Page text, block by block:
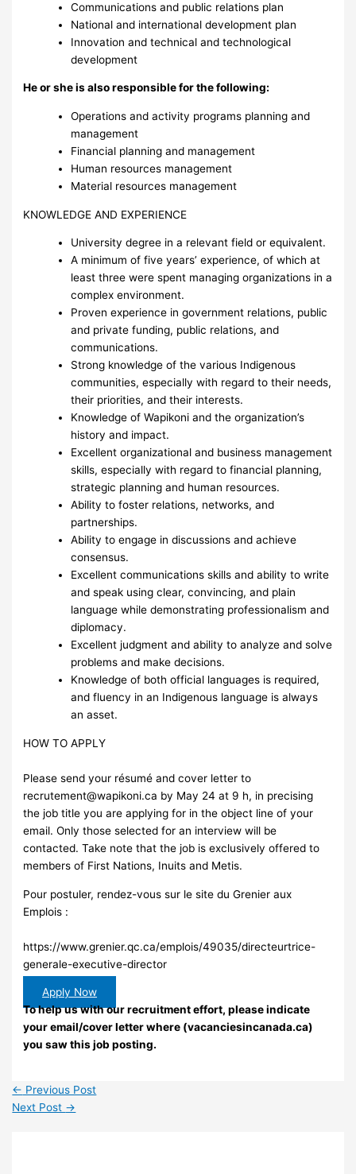
Communications and public relations plan
National and international development plan
Innovation and technical and technological
development
He or she is also responsible for the following:
Operations and activity programs planning and
management
Financial planning and management
Human resources management
Material resources management
KNOWLEDGE AND EXPERIENCE
University degree in a relevant field or equivalent.
A minimum of five years’ experience, of which at
least three were spent managing organizations in a
complex environment.
Proven experience in government relations, public
and private funding, public relations, and
communications.
Strong knowledge of the various Indigenous
communities, especially with regard to their needs,
their priorities, and their interests.
Knowledge of Wapikoni and the organization’s
history and impact.
Excellent organizational and business management
skills, especially with regard to financial planning,
strategic planning and human resources.
Ability to foster relations, networks, and
partnerships.
Ability to engage in discussions and achieve
consensus.
Excellent communications skills and ability to write
and speak using clear, convincing, and plain
language while demonstrating professionalism and
diplomacy.
Excellent judgment and ability to analyze and solve
problems and make decisions.
Knowledge of both official languages is required,
and fluency in an Indigenous language is always
an asset.
HOW TO APPLY
Please send your résumé and cover letter to
recrutement@wapikoni.ca by May 24 at 9 h, in precising
the job title you are applying for in the object line of your
email. Only those selected for an interview will be
contacted. Take note that the job is exclusively offered to
members of First Nations, Inuits and Metis.
Pour postuler, rendez-vous sur le site du Grenier aux
Emplois :
https://www.grenier.qc.ca/emplois/49035/directeurtrice-
generale-executive-director
Apply Now
To help us with our recruitment effort, please indicate
your email/cover letter where (vacanciesincanada.ca)
you saw this job posting.
← Previous Post
Next Post →